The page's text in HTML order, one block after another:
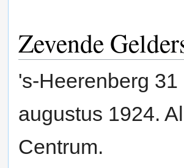
Zevende
's-Heerenberg 31
augustus 1924.
Centrum.